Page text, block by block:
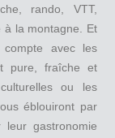
rando, VTT,
à la montagne. Et
avec les
pure, fraîche et
ou les
éblouiront par
gastronomie